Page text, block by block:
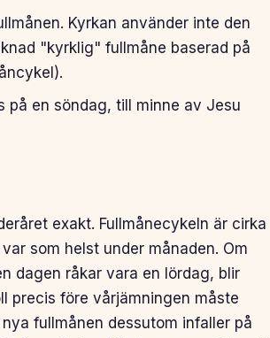
Kyrkan använder inte den
"kyrklig" fullmåne baserad på
en söndag, till minne av Jesu
exakt. Fullmånecykeln är cirka
som helst under månaden. Om
dagen råkar vara en lördag, blir
precis före vårjämningen måste
fullmånen dessutom infaller på